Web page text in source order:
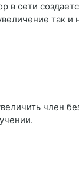
сети
так
член